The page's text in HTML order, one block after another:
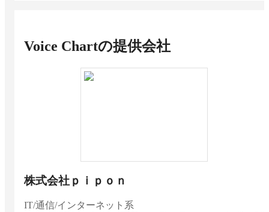
Voice Chartの提供会社
株式会社ｐｉｐｏｎ
IT/通信/インターネット系